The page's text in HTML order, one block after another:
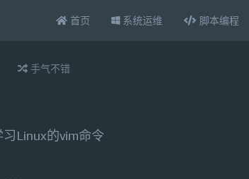
首页 系统运维 脚本编程
手气不错
Linux的vim命令